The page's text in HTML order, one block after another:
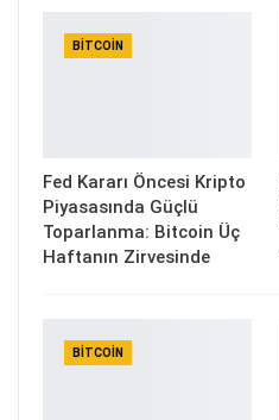
BITCOIN
Fed Kararı Öncesi Kripto
Piyasasında Güçlü
Toparlanma: Bitcoin Üç
Haftanın Zirvesinde
BITCOIN